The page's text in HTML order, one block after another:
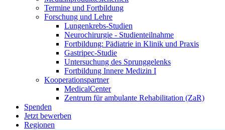
Termine und Fortbildung
Forschung und Lehre
Lungenkrebs-Studien
Neurochirurgie - Studienteilnahme
Fortbildung: Pädiatrie in Klinik und Praxis
Gastripec-Studie
Untersuchung des Sprunggelenks
Fortbildung Innere Medizin I
Kooperationspartner
MedicalCenter
Zentrum für ambulante Rehabilitation (ZaR)
Spenden
Jetzt bewerben
Regionen